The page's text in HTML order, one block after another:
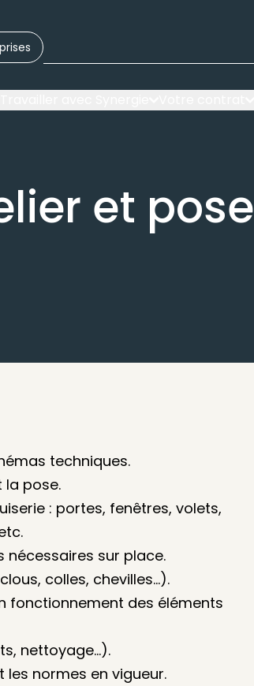
et pose
techniques.
la pose.
: portes, fenêtres, volets,
sur place.
colles, chevilles...).
fonctionnement des éléments
nettoyage...).
normes en vigueur.